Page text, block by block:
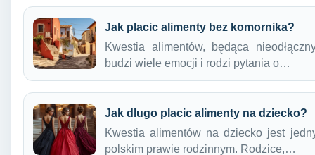
Jak placic alimenty bez komornika?
Kwestia alimentów, będąca
budzi wiele emocji i rodzi pytania o…
Jak dlugo placic alimenty na dziecko?
Kwestia alimentów na dziecko jest
polskim prawie rodzinnym. Rodzice,…